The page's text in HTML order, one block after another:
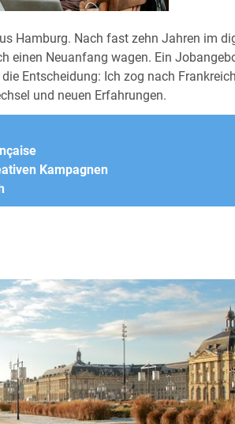
Hamburg. Nach fast zehn Jahren im
einen Neuanfang wagen. Ein
Entscheidung: Ich zog nach
und neuen Erfahrungen.
Kampagnen